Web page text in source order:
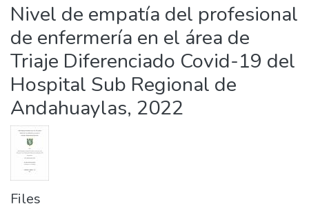
Normativas
Nivel de empatía del profesional
de enfermería en el área de
Triaje Diferenciado Covid-19 del
Hospital Sub Regional de
Andahuaylas, 2022
Files